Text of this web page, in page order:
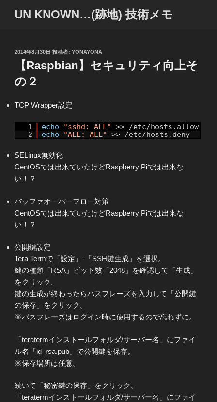
UN KNOWN…(跡地) 技術メモ
投
2014年8月30日 投稿者: YONAYONA
【Raspbian】セキュリティ向上そ
の２
TCP Wrapper設定
1 echo "sshd: ALL"
>> /etc/hosts.allow
2
echo "ALL: ALL" >> /etc/hosts.deny
SELinux無効化
CentOSでは出来ていたけどRaspberry Piでは出来な
い！？
バッファオーバーフロー対策
CentOSでは出来ていたけどRaspberry Piでは出来な
い！？
公開鍵設定
Tera Termで「設定」-「SSH鍵生成」を選択。
鍵の種類「RSA」ビット数「2048」を確認して「生成」
をクリック。
鍵の生成が終わったらパスフレーズを入力して「公開鍵
の保存」をクリック。
※パスフレーズはログイン時に使用するので忘れずに。
「teratermインストールフォルダ/サーバー名」にファイ
ル名「id_rsa.pub」で公開鍵を保存。
※保存場所は任意。
続いて「秘密鍵の保存」をクリック。
「teratermインストールフォルダ/サーバー名」にファイ